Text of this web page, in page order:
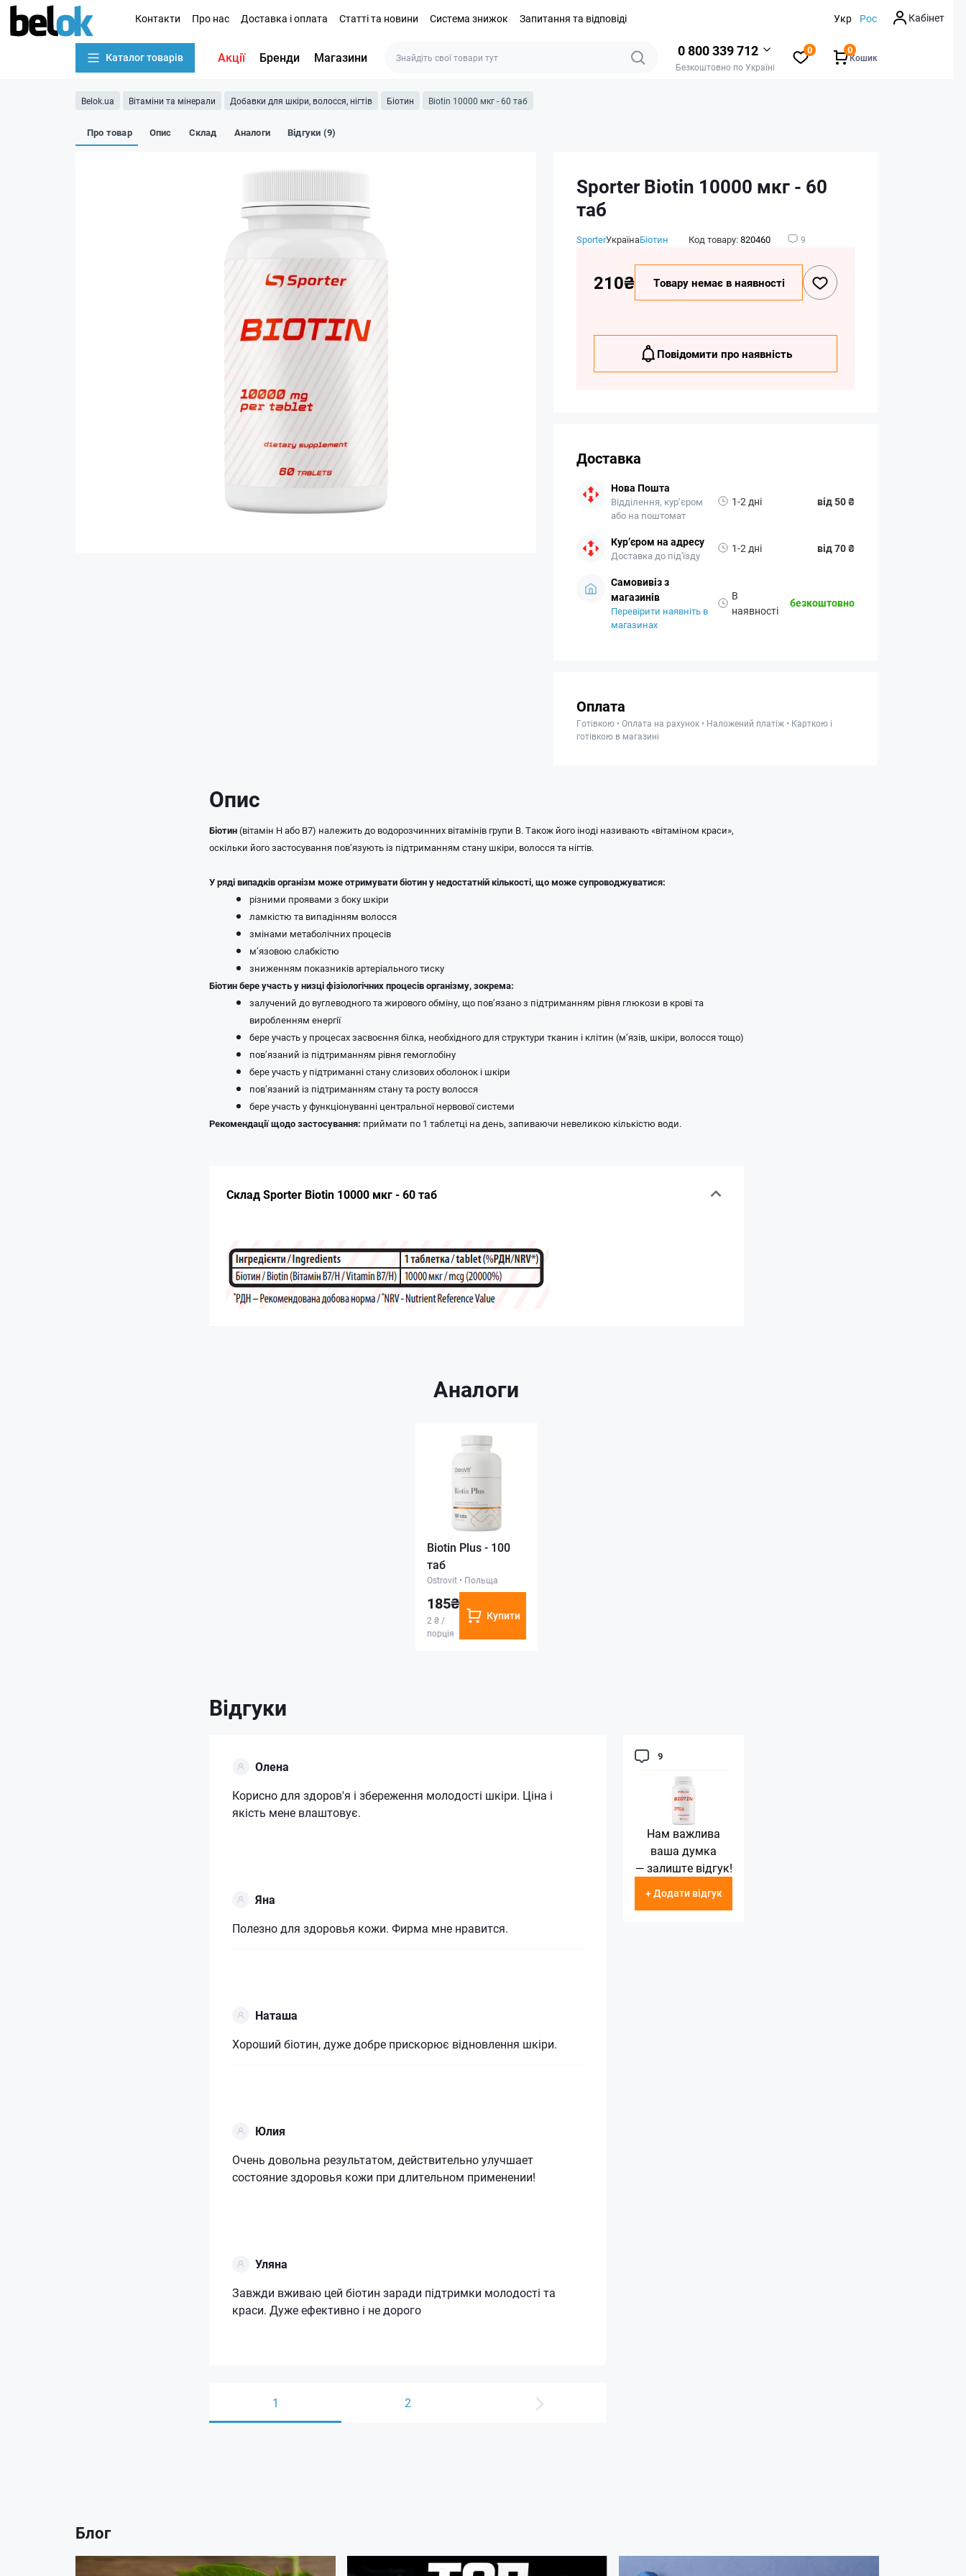
Контакти Про нас Доставка і оплата Статті та новини Система знижок Запитання та відповіді Укр Рос Кабінет
Каталог товарів Акції Бренди Магазини 0 800 339 712
Безкоштовно по Україні
0
Кошик
0
Belok.ua Вітаміни та мінерали Добавки для шкіри, волосся, нігтів Біотин Biotin 10000 мкг - 60 таб
Про товар Опис Склад Аналоги Відгуки (9)
Sporter Biotin 10000 мкг - 60
таб
SporterУкраїнаБіотин Код товару:820460 9
210₴ Товару немає в наявності
Повідомити про наявність
Доставка
Нова Пошта
Відділення, кур’єром
або на поштомат
1-2 дні від 50 ₴
Кур’єром на адресу
Доставка до під'їзду
1-2 дні від 70 ₴
Самовивіз з
магазинів
Перевірити наявніть в
магазинах
В
наявності
безкоштовно
Оплата
Готівкою • Оплата на рахунок • Наложений платіж • Карткою і
готівкою в магазині
Опис
Біотин(вітамін Н або В7) належить до водорозчинних вітамінів групи В. Також його іноді називають «вітаміном краси»,
оскільки його застосування пов’язують із підтриманням стану шкіри, волосся та нігтів.
У ряді випадків організм може отримувати біотин у недостатній кількості, що може супроводжуватися:
різними проявами з боку шкіри
ламкістю та випадінням волосся
змінами метаболічних процесів
м’язовою слабкістю
зниженням показників артеріального тиску
Біотин бере участь у низці фізіологічних процесів організму, зокрема:
залучений до вуглеводного та жирового обміну, що пов’язано з підтриманням рівня глюкози в крові та
виробленням енергії
бере участь у процесах засвоєння білка, необхідного для структури тканин і клітин (м’язів, шкіри, волосся тощо)
пов’язаний із підтриманням рівня гемоглобіну
бере участь у підтриманні стану слизових оболонок і шкіри
пов’язаний із підтриманням стану та росту волосся
бере участь у функціонуванні центральної нервової системи
Рекомендації щодо застосування: приймати по 1 таблетці на день, запиваючи невеликою кількістю води.
Склад Sporter Biotin 10000 мкг - 60 таб
Аналоги
Biotin Plus - 100
таб
Ostrovit • Польща
185₴
2 ₴ /
порція
Купити
Відгуки
9
Нам важлива
ваша думка
— залиште відгук!
+ Додати відгук
Олена
Корисно для здоров'я і збереження молодості шкіри. Ціна і
якість мене влаштовує.
Яна
Полезно для здоровья кожи. Фирма мне нравится.
Наташа
Хороший біотин, дуже добре прискорює відновлення шкіри.
Юлия
Очень довольна результатом, действительно улучшает
состояние здоровья кожи при длительном применении!
Уляна
Завжди вживаю цей біотин заради підтримки молодості та
краси. Дуже ефективно і не дорого
1 2
Блог